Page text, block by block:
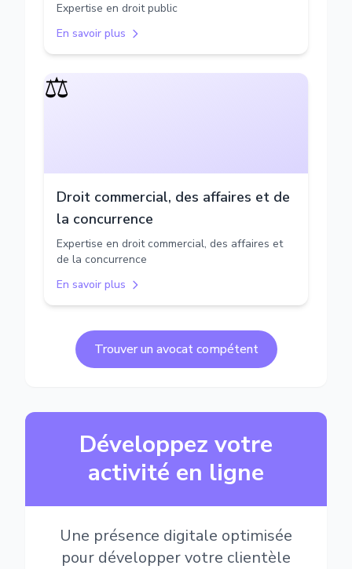
Expertise en droit public
En savoir plus
⚖️
Droit commercial, des affaires et de
la concurrence
Expertise en droit commercial, des affaires et
de la concurrence
En savoir plus
Trouver un avocat compétent
Développez votre
activité en ligne
Une présence digitale optimisée
pour développer votre clientèle